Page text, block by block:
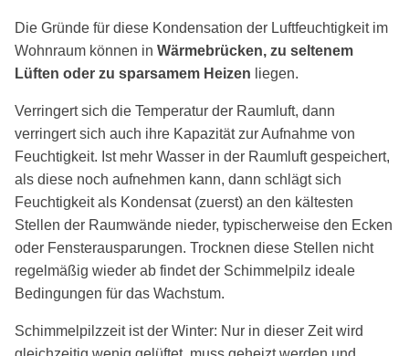
Die Gründe für diese Kondensation der Luftfeuchtigkeit im
Wohnraum können in Wärmebrücken, zu seltenem
Lüften oder zu sparsamem Heizen liegen.
Verringert sich die Temperatur der Raumluft, dann
verringert sich auch ihre Kapazität zur Aufnahme von
Feuchtigkeit. Ist mehr Wasser in der Raumluft gespeichert,
als diese noch aufnehmen kann, dann schlägt sich
Feuchtigkeit als Kondensat (zuerst) an den kältesten
Stellen der Raumwände nieder, typischerweise den Ecken
oder Fensterausparungen. Trocknen diese Stellen nicht
regelmäßig wieder ab findet der Schimmelpilz ideale
Bedingungen für das Wachstum.
Schimmelpilzzeit ist der Winter: Nur in dieser Zeit wird